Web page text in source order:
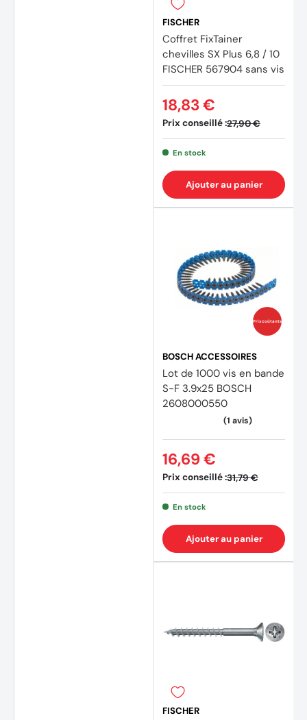
FISCHER
Coffret FixTainer
chevilles SX Plus 6,8 / 10
FISCHER 567904 sans vis
Prix conseillé :27,90 €
18,83 €
En stock
Ajouter au panier
Prix coûtants
BOSCH ACCESSOIRES
Lot de 1000 vis en bande
S-F 3.9x25 BOSCH
2608000550
Prix conseillé :31,79 €
16,69 €
En stock
Ajouter au panier
FISCHER